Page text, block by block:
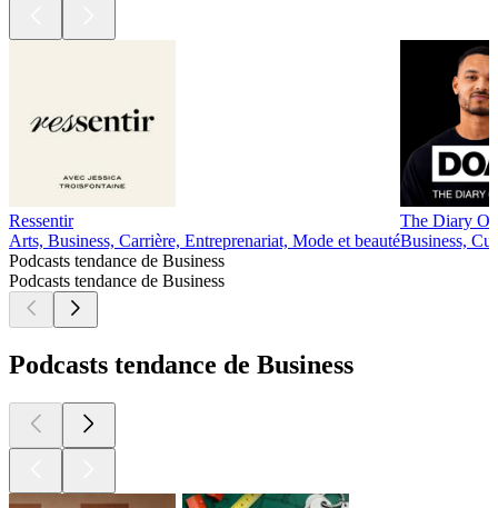
Ressentir
Arts, Business, Carrière, Entreprenariat, Mode et beauté
The Diary
Business,
Podcasts tendance de Business
Podcasts tendance de Business
Podcasts tendance de Business